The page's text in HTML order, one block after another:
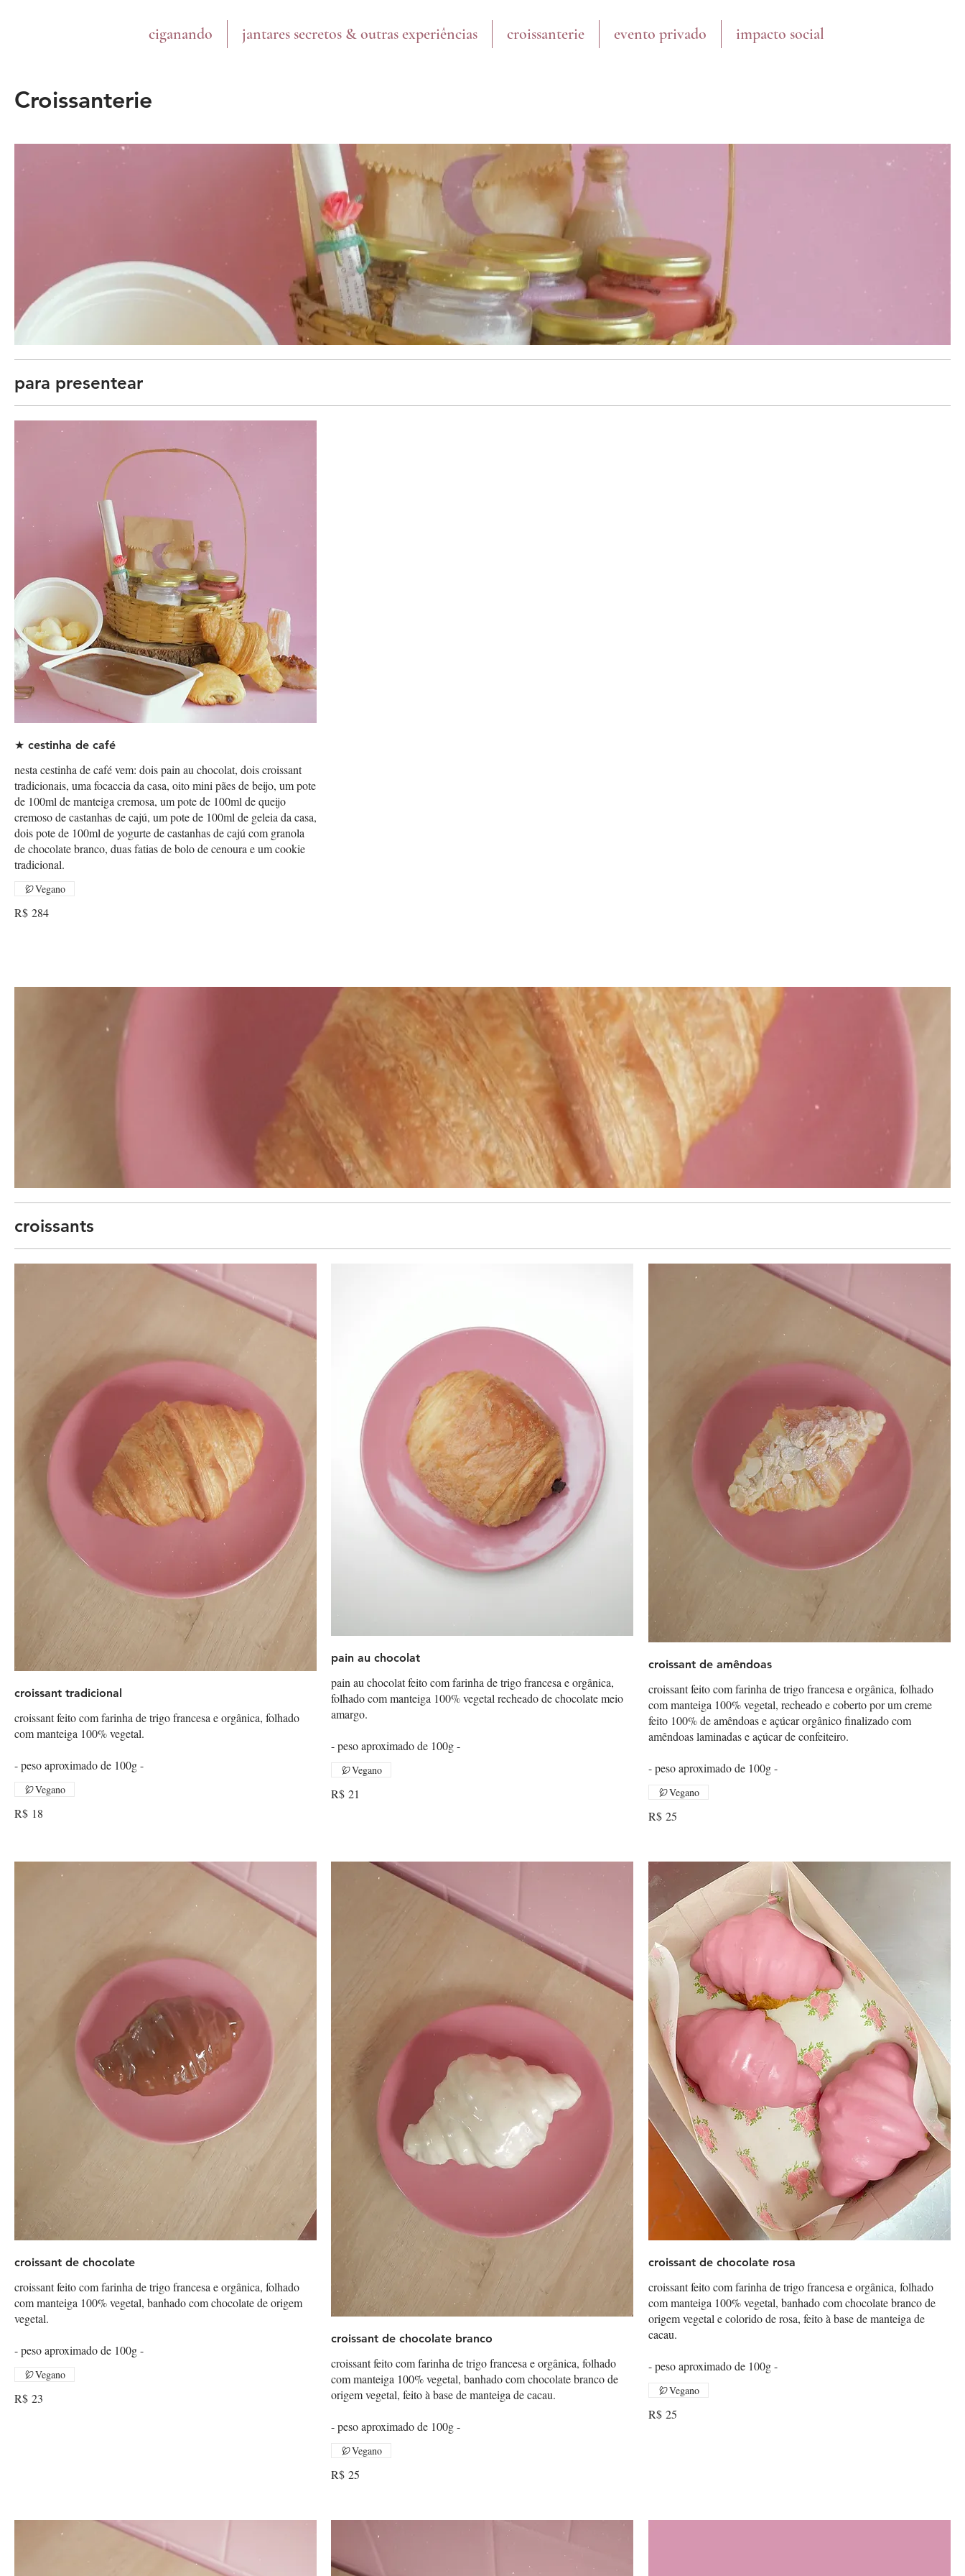
ciganando jantares secretos & outras experiências croissanterie evento privado impacto social
Croissanterie
para presentear
★ cestinha de café
nesta cestinha de café vem: dois pain au chocolat, dois croissant
tradicionais, uma focaccia da casa, oito mini pães de beijo, um pote
de 100ml de manteiga cremosa, um pote de 100ml de queijo
cremoso de castanhas de cajú, um pote de 100ml de geleia da casa,
dois pote de 100ml de yogurte de castanhas de cajú com granola
de chocolate branco, duas fatias de bolo de cenoura e um cookie
tradicional.
R$ 284
Vegano
croissants
croissant tradicional
croissant feito com farinha de trigo francesa e orgânica, folhado
com manteiga 100% vegetal.
- peso aproximado de 100g -
R$ 18
Vegano
pain au chocolat
pain au chocolat feito com farinha de trigo francesa e orgânica,
folhado com manteiga 100% vegetal recheado de chocolate meio
amargo.
- peso aproximado de 100g -
R$ 21
Vegano
croissant de amêndoas
croissant feito com farinha de trigo francesa e orgânica, folhado
com manteiga 100% vegetal, recheado e coberto por um creme
feito 100% de amêndoas e açúcar orgânico finalizado com
amêndoas laminadas e açúcar de confeiteiro.
- peso aproximado de 100g -
R$ 25
Vegano
croissant de chocolate
croissant feito com farinha de trigo francesa e orgânica, folhado
com manteiga 100% vegetal, banhado com chocolate de origem
vegetal.
- peso aproximado de 100g -
R$ 23
Vegano
croissant de chocolate branco
croissant feito com farinha de trigo francesa e orgânica, folhado
com manteiga 100% vegetal, banhado com chocolate branco de
origem vegetal, feito à base de manteiga de cacau.
- peso aproximado de 100g -
R$ 25
Vegano
croissant de chocolate rosa
croissant feito com farinha de trigo francesa e orgânica, folhado
com manteiga 100% vegetal, banhado com chocolate branco de
origem vegetal e colorido de rosa, feito à base de manteiga de
cacau.
- peso aproximado de 100g -
R$ 25
Vegano